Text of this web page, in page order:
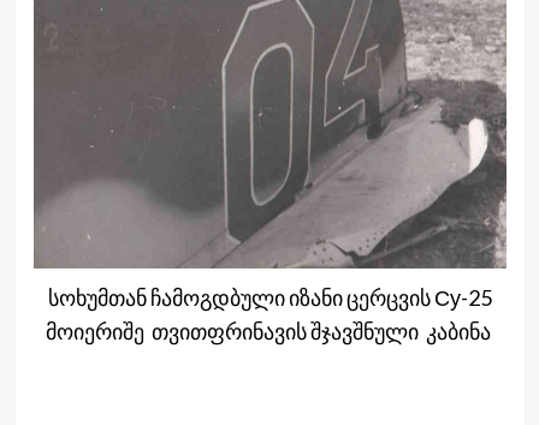
სოხუმთან ჩამოგდბული იზანი ცერცვის Су-25
მოიერიშე თვითფრინავის შჯავშნული კაბინა